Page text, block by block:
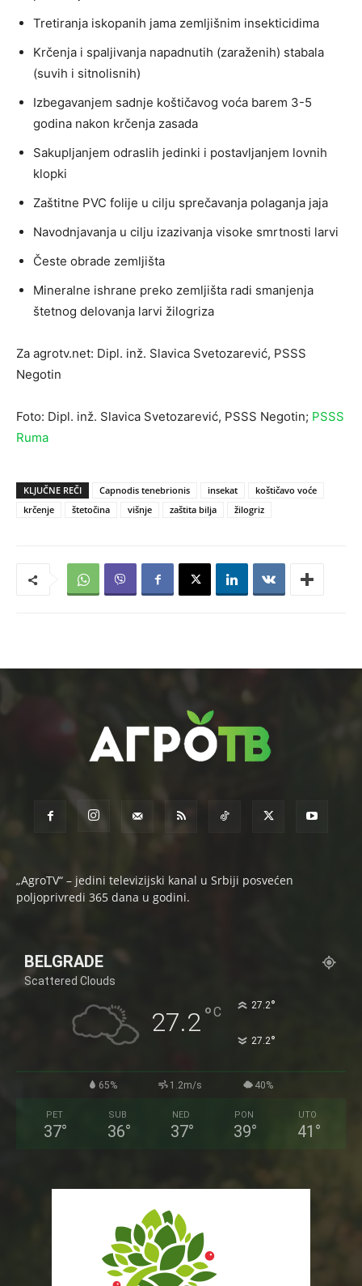
Tretiranja iskopanih jama zemljišnim insekticidima
Krčenja i spaljivanja napadnutih (zaraženih) stabala
(suvih i sitnolisnih)
Izbegavanjem sadnje koštičavog voća barem 3-5
godina nakon krčenja zasada
Sakupljanjem odraslih jedinki i postavljanjem lovnih
klopki
Zaštitne PVC folije u cilju sprečavanja polaganja jaja
Navodnjavanja u cilju izazivanja visoke smrtnosti larvi
Česte obrade zemljišta
Mineralne ishrane preko zemljišta radi smanjenja
štetnog delovanja larvi žilogriza
Za agrotv.net: Dipl. inž. Slavica Svetozarević, PSSS
Negotin
Foto: Dipl. inž. Slavica Svetozarević, PSSS Negotin; PSSS
Ruma
KLJUČNE REČI Capnodis tenebrionis insekat
koštičavo voće
krčenje
štetočina višnje zaštita bilja žilogriz
„AgroTV“ – jedini televizijski kanal u Srbiji posvećen
poljoprivredi 365 dana u godini.
BELGRADE
Scattered Clouds
27.2°C 27.2°
27.2°
65% 1.2m/s 40%
PET
37°
SUB
36°
NED
37°
PON
39°
UTO
41 °